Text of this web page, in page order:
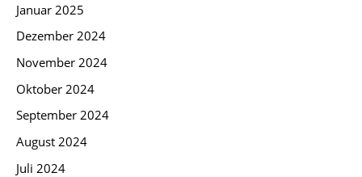
Januar 2025
Dezember 2024
November 2024
Oktober 2024
September 2024
August 2024
Juli 2024